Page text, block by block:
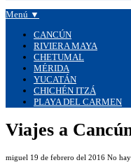
Menú ▼
CANCÚN
RIVIERA MAYA
CHETUMAL
MÉRIDA
YUCATÁN
CHICHÉN ITZÁ
PLAYA DEL CARMEN
Viajes a
miguel 19 de febrero del 2016 No